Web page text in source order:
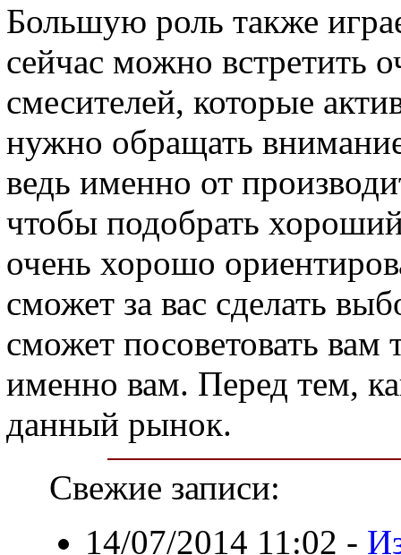
Большую роль также
сейчас можно встретить
смесителей, которые
нужно обращать
ведь именно от
чтобы подобрать
очень хорошо
сможет за вас сделать
сможет посоветовать
именно вам. Перед тем,
данный рынок.
Свежие записи:
14/07/2014 11:02 -